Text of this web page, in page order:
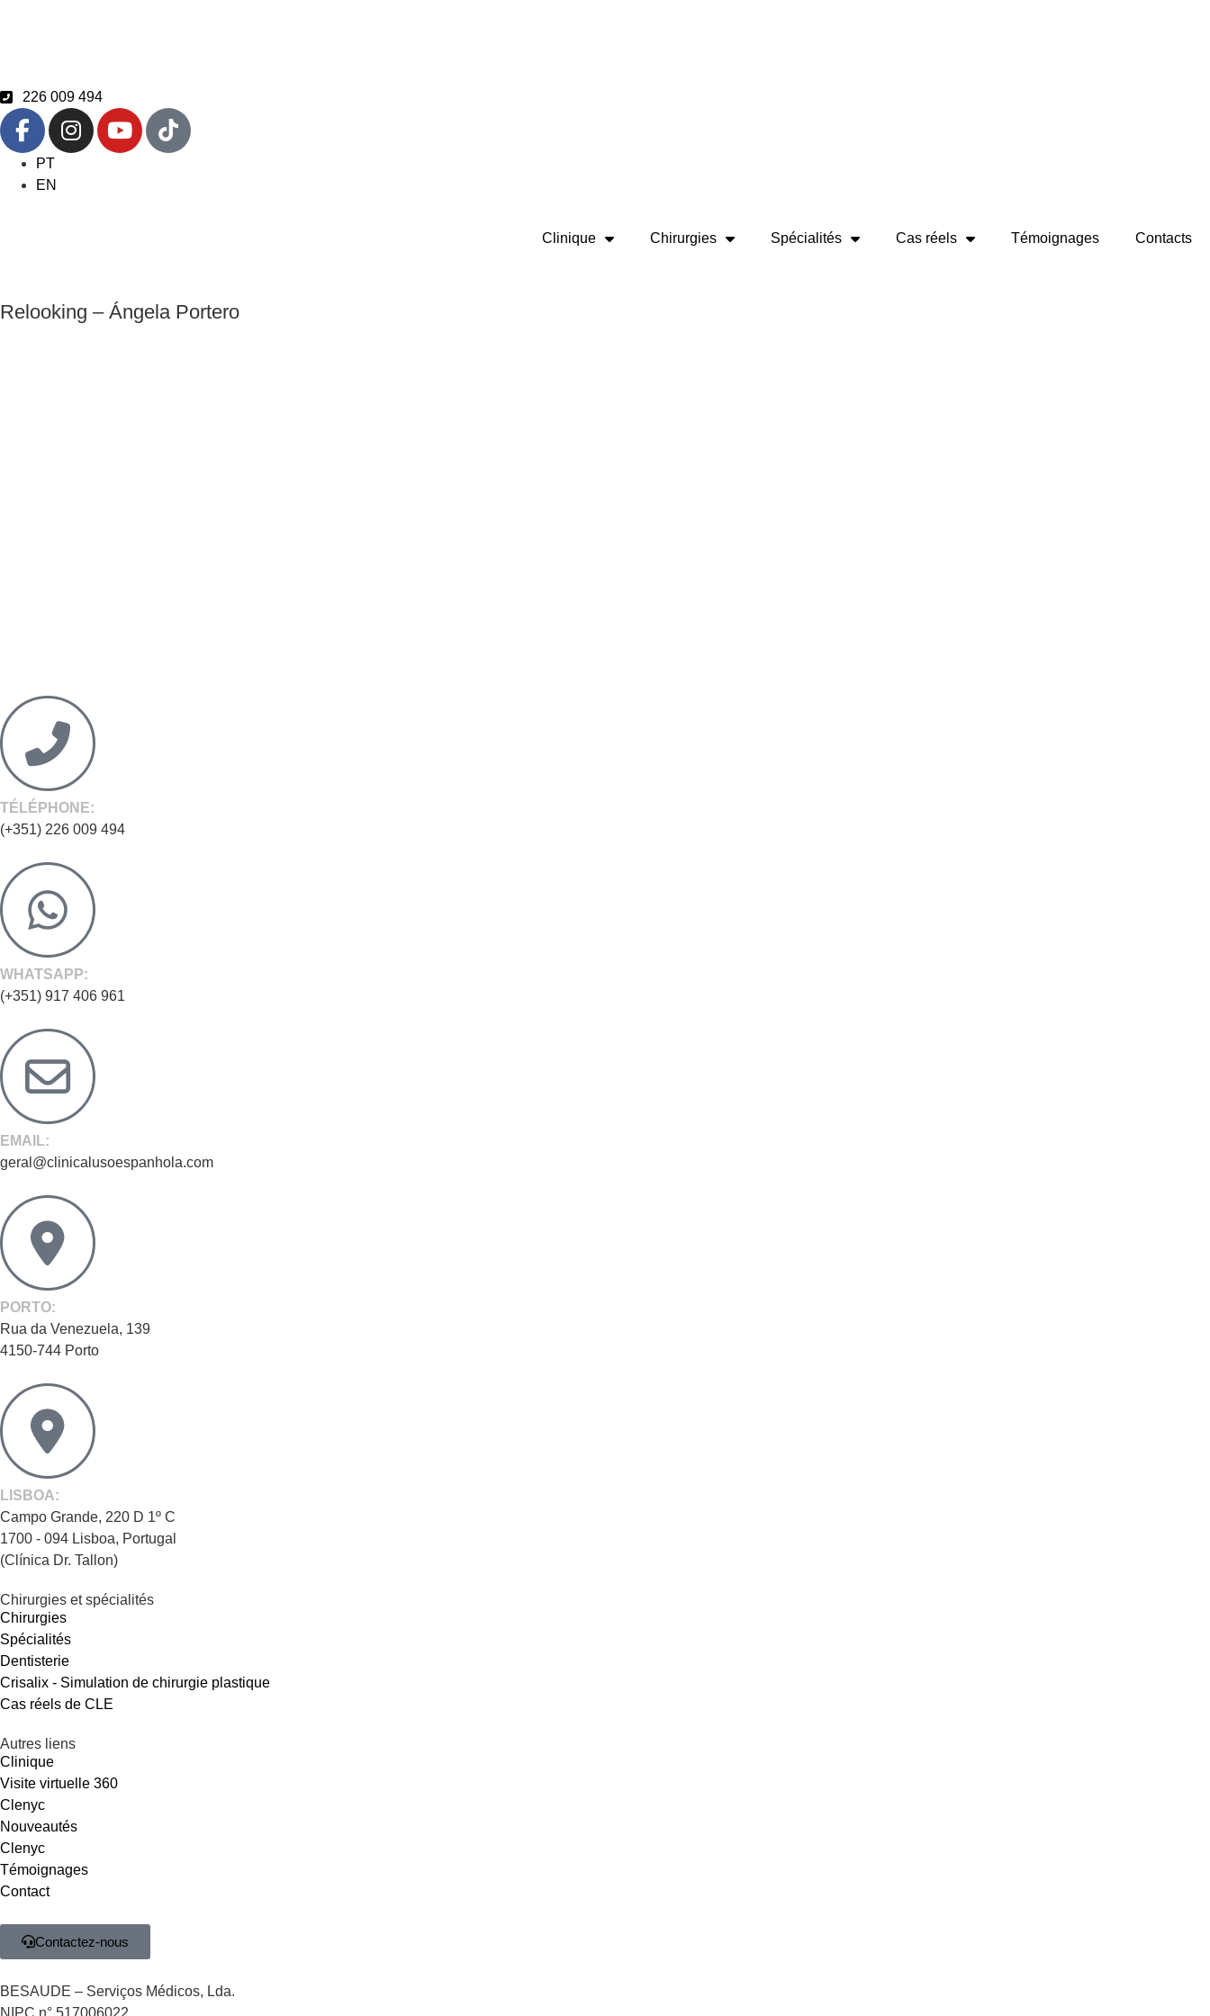
226 009 494
PT
EN
Clinique Chirurgies Spécialités Cas réels Témoignages Contacts
Relooking – Ángela Portero
TÉLÉPHONE:
(+351) 226 009 494
WHATSAPP:
(+351) 917 406 961
EMAIL:
geral@clinicalusoespanhola.com
PORTO:
Rua da Venezuela, 139
4150-744 Porto
LISBOA:
Campo Grande, 220 D 1º C
1700 - 094 Lisboa, Portugal
(Clínica Dr. Tallon)
Chirurgies et spécialités
Chirurgies
Spécialités
Dentisterie
Crisalix - Simulation de chirurgie plastique
Cas réels de CLE
Autres liens
Clinique
Visite virtuelle 360
Clenyc
Nouveautés
Clenyc
Témoignages
Contact
Contactez-nous
BESAUDE – Serviços Médicos, Lda.
NIPC n° 517006022